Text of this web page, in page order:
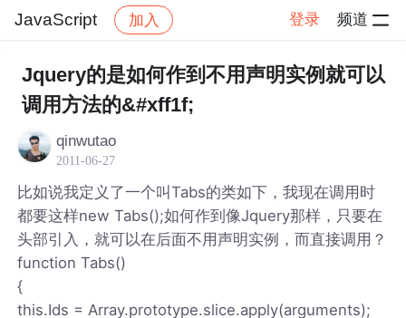
JavaScript 加入 登录 频道
社区 JavaScript 帖子详情
Jquery的是如何作到不用声明实例就可以
调用方法的&#xff1f;
qinwutao
2011-06-27
比如说我定义了一个叫Tabs的类如下，我现在调用时
都要这样new Tabs();如何作到像Jquery那样，只要在
头部引入，就可以在后面不用声明实例，而直接调用？
function Tabs()
{
this.Ids = Array.prototype.slice.apply(arguments);